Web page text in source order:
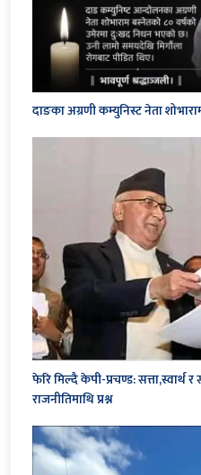
दाङका अग्रणी कम्युनिस्ट नेता
फेरि मिल्दै केपी-प्रचण्ड:
राजनीतिमाथि प्रश्न